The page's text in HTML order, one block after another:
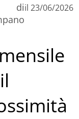
diil 23/06/2026